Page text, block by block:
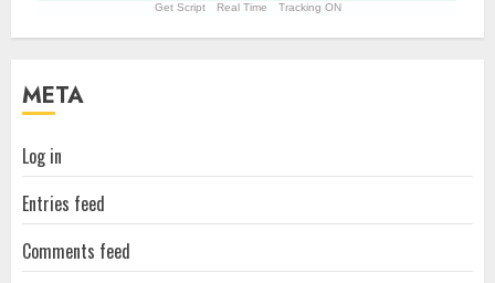
Get Script Real Time Tracking ON
META
Log in
Entries feed
Comments feed